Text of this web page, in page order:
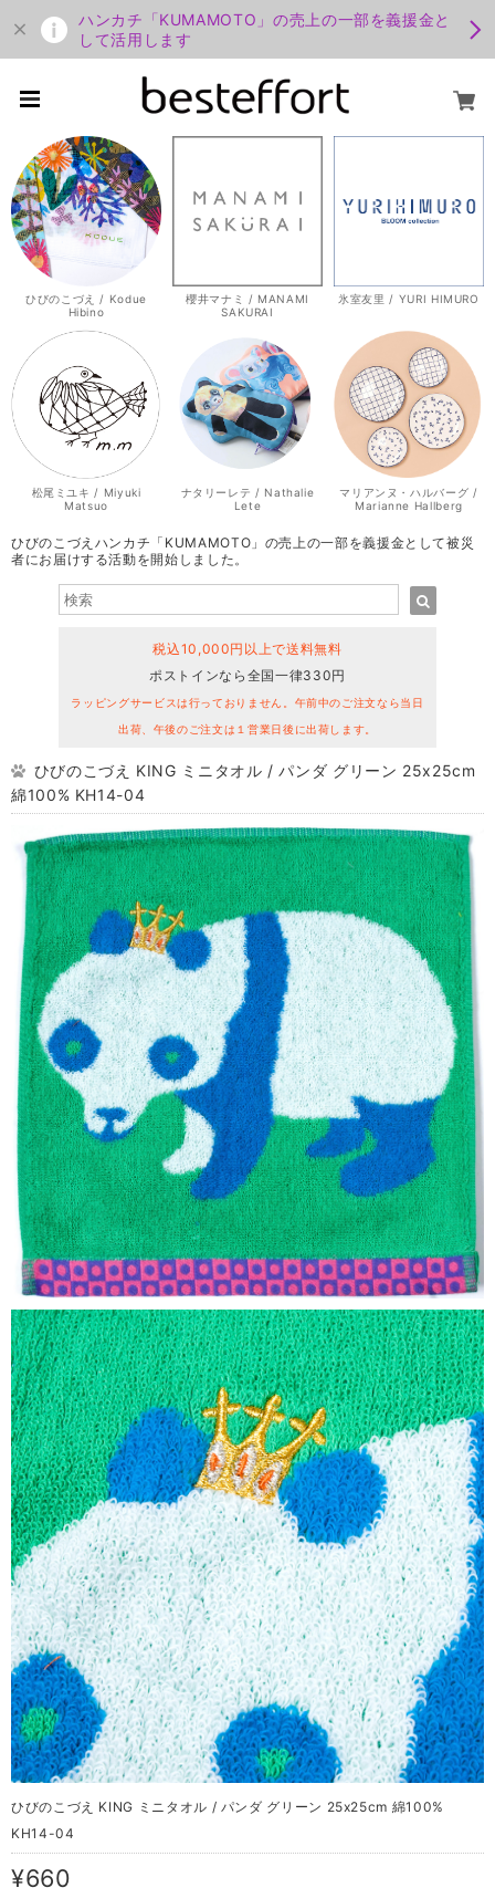
ハンカチ「KUMAMOTO」の売上の一部を義援金と
して活用します
ひびのこづえ / Kodue
Hibino
櫻井マナミ / MANAMI
SAKURAI
氷室友里 / YURI HIMURO
松尾ミユキ / Miyuki
Matsuo
ナタリーレテ / Nathalie
Lete
マリアンヌ・ハルバーグ /
Marianne Hallberg
ひびのこづえハンカチ「KUMAMOTO」の売上の一部を義援金として被災
者にお届けする活動を開始しました。
税込10,000円以上で送料無料
ポストインなら全国一律330円
ラッピングサービスは行っておりません。午前中のご注文なら当日
出荷、午後のご注文は１営業日後に出荷します。
ひびのこづえ KING ミニタオル / パンダ グリーン 25x25cm
綿100% KH14-04
ひびのこづえ KING ミニタオル / パンダ グリーン 25x25cm 綿100%
KH14-04
¥660